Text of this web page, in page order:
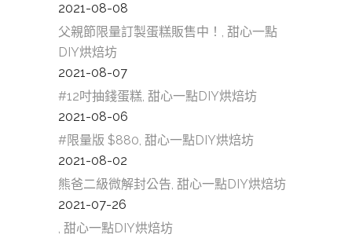
2021-08-08
父親節限量訂製蛋糕販售中！, 甜心一點
DIY烘焙坊
2021-08-07
#12吋抽錢蛋糕, 甜心一點DIY烘焙坊
2021-08-06
#限量版 $880, 甜心一點DIY烘焙坊
2021-08-02
熊爸二級微解封公告, 甜心一點DIY烘焙坊
2021-07-26
, 甜心一點DIY烘焙坊